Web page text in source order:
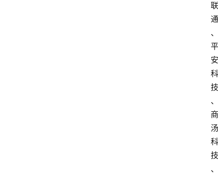
联
通
、
平
安
科
技
、
商
汤
科
技
、